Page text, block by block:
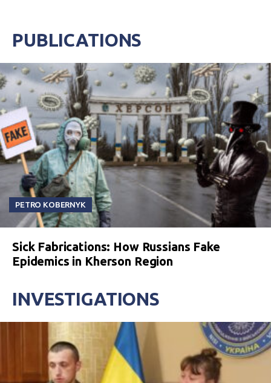
PUBLICATIONS
PETRO KOBERNYK
Sick Fabrications: How Russians Fake
Epidemics in Kherson Region
INVESTIGATIONS